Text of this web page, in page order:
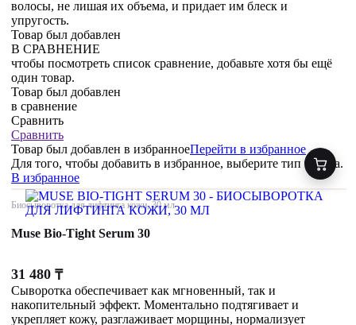
волосы, не лишая их объема, и придает им блеск и
упругость.
Товар был добавлен
В СРАВНЕНИЕ
чтобы посмотреть список сравнение, добавьте хотя бы ещё
один товар.
Товар был добавлен
в сравнение
Сравнить
Сравнить
Товар был добавлен в избранноеПерейти в избранное
Для того, чтобы добавить в избранное, выберите тип товара.
В избранное
Биосыворотка для лифтинга кожи, 30 мл
Muse Bio-Tight Serum 30
31 480 ₸
Сыворотка обеспечивает как мгновенный, так и
накопительный эффект. Моментально подтягивает и
укрепляет кожу, разглаживает морщины, нормализует